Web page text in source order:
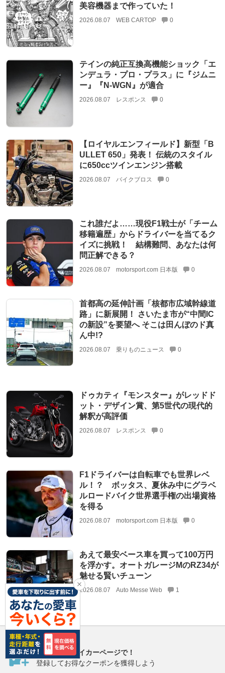
美容機器まで作っていた！
2026.08.07 WEB CARTOP 0
テインの純正互換高機能ショック「エ
ンデュラ・プロ・プラス」に『ジムニ
ー』『N-WGN』が適合
2026.08.07 レスポンス 0
【ロイヤルエンフィールド】新型「B
ULLET 650」発表！ 伝統のスタイル
に650ccツインエンジン搭載
2026.08.07 バイクブロス 0
これ誰だよ……現役F1戦士が「チーム
移籍遍歴」からドライバーを当てるク
イズに挑戦！ 結構難問、あなたは何
問正解できる？
2026.08.07 motorsport.com 日本版 0
首都高の延伸計画「核都市広域幹線道
路」に新展開！ さいたま市が“中間IC
の新設”を要望へ そこは田んぼのド真
ん中!?
2026.08.07 乗りものニュース 0
ドゥカティ『モンスター』がレッドド
ット・デザイン賞、第5世代の現代的
解釈が高評価
2026.08.07 レスポンス 0
F1ドライバーは自転車でも世界レベ
ル！？ ボッタス、夏休み中にグラベ
ルロードバイク世界選手権の出場資格
を得る
2026.08.07 motorsport.com 日本版 0
あえて最安ベース車を買って100万円
を浮かす。オートガレージMのRZ34が
魅せる賢いチューン
2026.08.07 Auto Messe Web 1
愛車管理はマイカーページで！
登録してお得なクーポンを獲得しよう